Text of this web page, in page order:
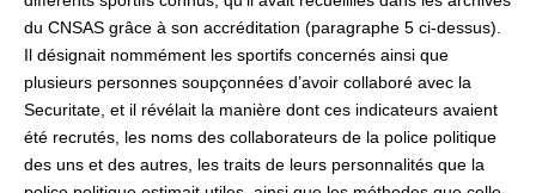
du CNSAS grâce à son accréditation (paragraphe 5 ci-dessus).
Il désignait nommément les sportifs concernés ainsi que
plusieurs personnes soupçonnées d’avoir collaboré avec la
Securitate, et il révélait la manière dont ces indicateurs avaient
été recrutés, les noms des collaborateurs de la police politique
des uns et des autres, les traits de leurs personnalités que la